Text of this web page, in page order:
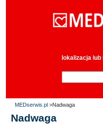
lokalizacja lub
MEDserwis.pl >Nadwaga
Nadwaga